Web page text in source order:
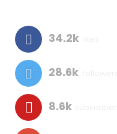
34.2k
28.6k
8.6k